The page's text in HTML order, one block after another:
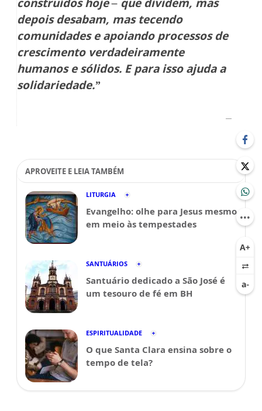
depois desabam, mas tecendo
comunidades e apoiando processos de
crescimento verdadeiramente
humanos e sólidos. E para isso ajuda a
solidariedade.”
APROVEITE E LEIA TAMBÉM
LITURGIA
Evangelho: olhe para Jesus mesmo
em meio às tempestades
SANTUÁRIOS
Santuário dedicado a São José é
um tesouro de fé em BH
ESPIRITUALIDADE
O que Santa Clara ensina sobre o
tempo de tela?